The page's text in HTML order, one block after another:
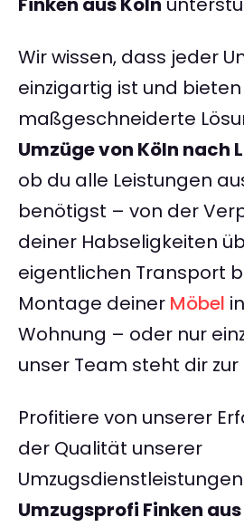
Wir wissen, dass jeder
einzigartig ist und
maßgeschneiderte
Umzüge von Köln nach
ob du alle Leistungen
benötigst – von der
deiner Habseligkeiten
eigentlichen Transport
Montage deiner Möbel
Wohnung – oder nur
unser Team steht dir zur
Profitiere von unserer
der Qualität unserer
Umzugsprofi Finken